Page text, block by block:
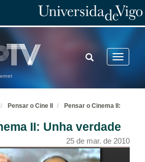
Toggle
TOGGLE
SEARCH
Pensar o Cine II Pensar o Cinema II:
II: Unha verdade
25 de mar. de 2010